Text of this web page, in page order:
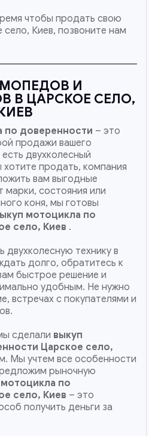
чтобы продать свою
Киев, позвоните нам
И
В ЦАРСКОЕ СЕЛО,
по доверенности – это
продажи вашего
двухколесный
продать, компания
вам выгодные
марки, состояния или
коня, мы готовы
мотоцикла по
село, Киев .
двухколесную технику в
долго, обратитесь к
быстрое решение и
удобным. Не нужно
встречах с покупателями и
сделали выкуп
Царское село,
Мы учтем все особенности
рыночную
по
село, Киев – это
получить деньги за